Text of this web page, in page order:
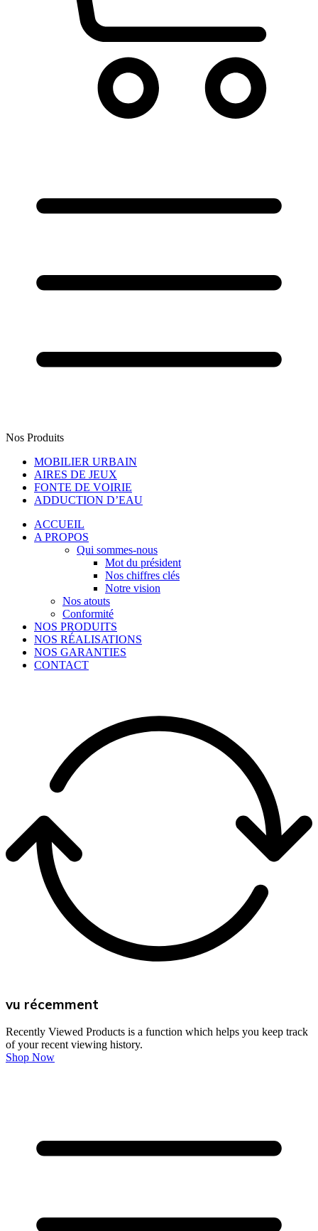
Nos Produits
MOBILIER URBAIN
AIRES DE JEUX
FONTE DE VOIRIE
ADDUCTION D’EAU
ACCUEIL
A PROPOS
Qui sommes-nous
Mot du président
Nos chiffres clés
Notre vision
Nos atouts
Conformité
NOS PRODUITS
NOS RÉALISATIONS
NOS GARANTIES
CONTACT
vu récemment
Recently Viewed Products is a function which helps you keep track
of your recent viewing history.
Shop Now